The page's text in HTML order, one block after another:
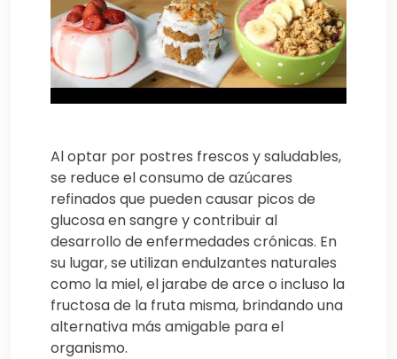
Al optar por postres frescos y saludables,
se reduce el consumo de azúcares
refinados que pueden causar picos de
glucosa en sangre y contribuir al
desarrollo de enfermedades crónicas. En
su lugar, se utilizan endulzantes naturales
como la miel, el jarabe de arce o incluso la
fructosa de la fruta misma, brindando una
alternativa más amigable para el
organismo.